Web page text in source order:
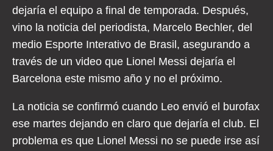
dejaría el equipo a final de temporada. Después,
vino la noticia del periodista, Marcelo Bechler, del
medio Esporte Interativo de Brasil, asegurando a
través de un video que Lionel Messi dejaría el
Barcelona este mismo año y no el próximo.
La noticia se confirmó cuando Leo envió el burofax
ese martes dejando en claro que dejaría el club. El
problema es que Lionel Messi no se puede irse así